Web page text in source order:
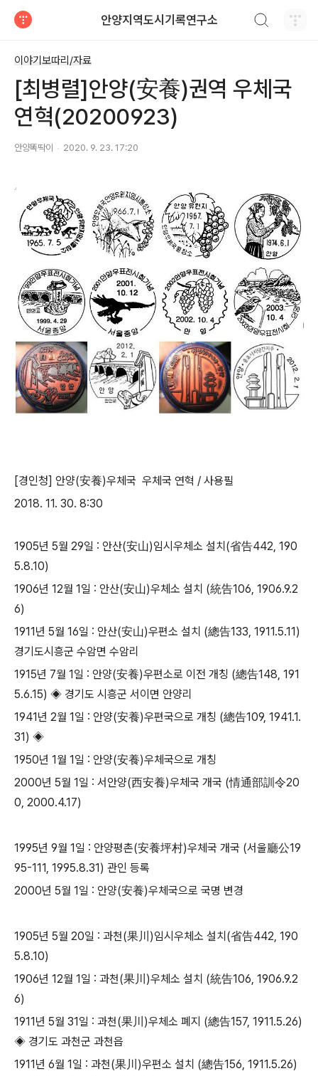
안양지역도시기록연구소
이야기보따리/자료
[최병렬]안양(安養)권역 우체국
연혁(20200923)
안양똑딱이 2020. 9. 23. 17:20
[경인청] 안양(安養)우체국 우체국 연혁 / 사용필
2018. 11. 30. 8:30
1905년 5월 29일 : 안산(安山)임시우체소 설치(省告442, 190
5.8.10)
​1906년 12월 1일 : 안산(安山)우체소 설치 (統告106, 1906.9.2
6)
​1911년 5월 16일 : 안산(安山)우편소 설치 (總告133, 1911.5.11)
경기도시흥군 수암면 수암리
1915년 7월 1일 : 안양(安養)우편소로 이전 개칭 (總告148, 191
5.6.15) ◈ 경기도 시흥군 서이면 안양리
1941년 2월 1일 : 안양(安養)우편국으로 개칭 (總告109, 1941.1.
31) ◈
​1950년 1월 1일 : 안양(安養)우체국으로 개칭
2000년 5월 1일 : 서안양(西安養)우체국 개국 (情通部訓令20
0, 2000.4.17)
​1995년 9월 1일 : 안양평촌(安養坪村)우체국 개국 (서울廳公19
95-111, 1995.8.31) 관인 등록
​2000년 5월 1일 : 안양(安養)우체국으로 국명 변경
1905년 5월 20일 : 과천(果川)임시우체소 설치(省告442, 190
5.8.10)
​1906년 12월 1일 : 과천(果川)우체소 설치 (統告106, 1906.9.2
6)
​1911년 5월 31일 : 과천(果川)우체소 폐지 (總告157, 1911.5.26)
◈ 경기도 과천군 과천읍
1911년 6월 1일 : 과천(果川)우편소 설치 (總告156, 1911.5.26)